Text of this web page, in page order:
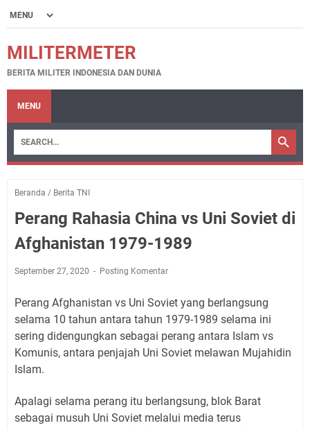
MILITERMETER
BERITA MILITER INDONESIA DAN DUNIA
MENU
Beranda / Berita TNI
Perang Rahasia China vs Uni Soviet di
Afghanistan 1979-1989
September 27, 2020 Posting Komentar
Perang Afghanistan vs Uni Soviet yang berlangsung
selama 10 tahun antara tahun 1979-1989 selama ini
sering didengungkan sebagai perang antara Islam vs
Komunis, antara penjajah Uni Soviet melawan Mujahidin
Islam.
Apalagi selama perang itu berlangsung, blok Barat
sebagai musuh Uni Soviet melalui media terus